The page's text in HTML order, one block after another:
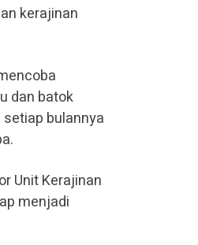
kerajinan
dan batok
bulannya
Unit Kerajinan
menjadi